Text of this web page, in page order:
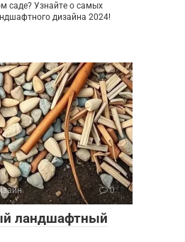
саде? Узнайте о самых
дизайна 2024!
0
ландшафтный